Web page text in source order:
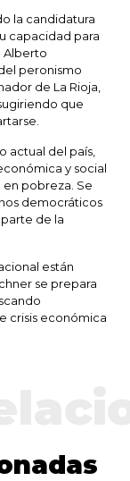
la candidatura
capacidad para
Alberto
peronismo
de La Rioja,
que
actual del país,
y social
pobreza. Se
democráticos
parte de la
están
se prepara
crisis económica